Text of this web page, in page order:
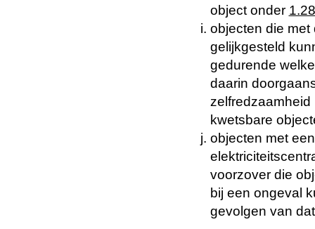
object onder 1.28
objecten die met
gelijkgesteld
gedurende
daarin
kwetsbare
objecten met
voorzover die
bij een ongeval
gevolgen van